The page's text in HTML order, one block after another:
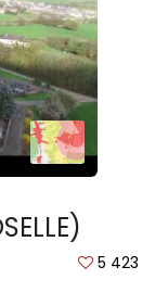
5 423